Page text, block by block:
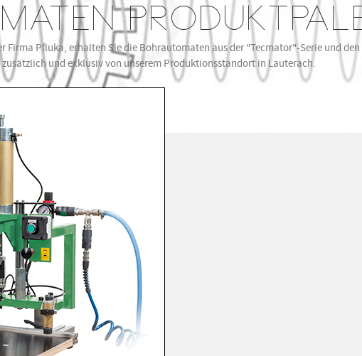
Firma Pfluka, erhalten Sie die Bohrautomaten aus der "Tecmator"-Serie und
und exklusiv von unserem Produktionsstandort in Lauterach.